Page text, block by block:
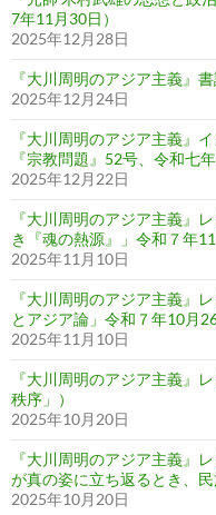
7年11月30日）
2025年12月28日
『大川周明のアジア主義』
2025年12月24日
『大川周明のアジア主義』
『宗教問題』52号、令和七
2025年12月22日
『大川周明のアジア主義』
き『魂の熱源』」令和７年11
2025年11月10日
『大川周明のアジア主義』
とアジア論」令和７年10月26
2025年11月10日
『大川周明のアジア主義』
秩序」）
2025年10月20日
『大川周明のアジア主義』
が真の姿に立ち返るとき、
2025年10月20日